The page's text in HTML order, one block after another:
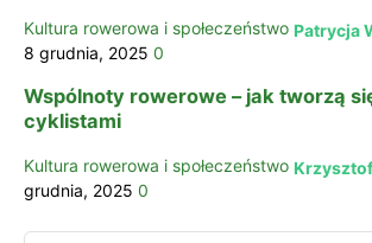
Kultura rowerowa i społeczeństwo Patrycja
8 grudnia, 2025 0
Wspólnoty rowerowe – jak tworzą
cyklistami
Kultura rowerowa i społeczeństwo
grudnia, 2025 0